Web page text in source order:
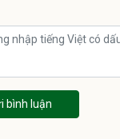
bình luận